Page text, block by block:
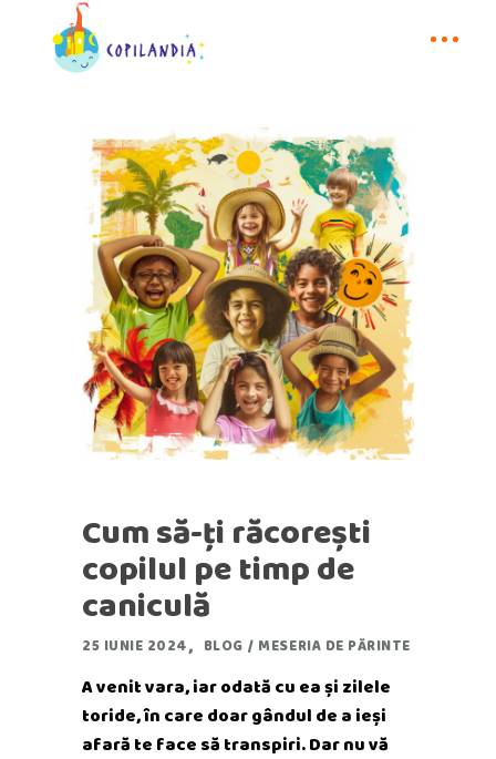
Cum să-ți răcorești
copilul pe timp de
caniculă
25 IUNIE 2024 BLOG / MESERIA DE PĂRINTE
A venit vara, iar odată cu ea și zilele
toride, în care doar gândul de a ieși
afară te face să transpiri. Dar nu vă